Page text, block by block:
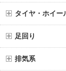
タイヤ・ホイー
足回り
排気系